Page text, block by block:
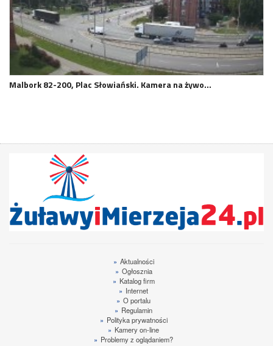
Malbork 82-200, Plac Słowiański. Kamera na żywo…
» Aktualności
» Ogłosznia
» Katalog firm
» Internet
» O portalu
» Regulamin
» Polityka prywatności
» Kamery on-line
» Problemy z oglądaniem?